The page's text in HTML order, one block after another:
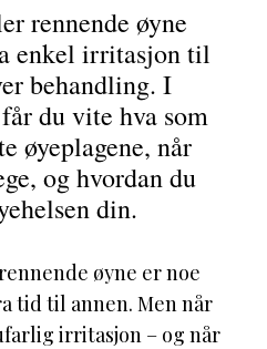
rennende øyne
enkel irritasjon til
behandling. I
du vite hva som
øyeplagene, når
og hvordan du
din.
øyne er noe
tid til annen. Men når
irritasjon – og når